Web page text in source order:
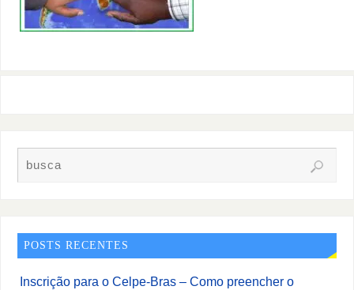
POSTS RECENTES
Inscrição para o Celpe-Bras – Como preencher o